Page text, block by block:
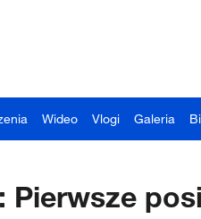
Wideo Vlogi Galeria
Pierwsze